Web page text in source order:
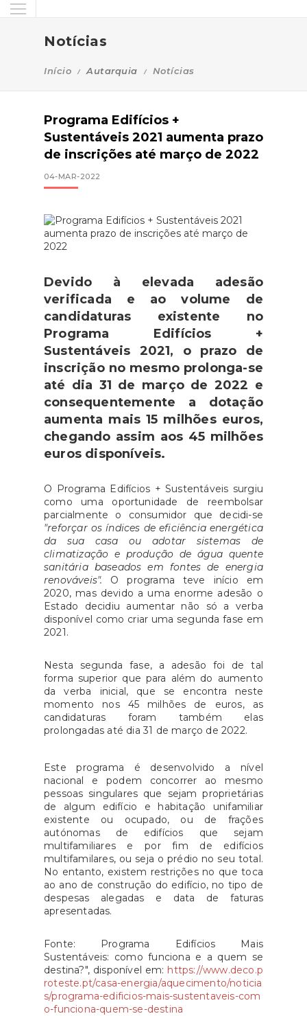
Notícias
Início Autarquia Notícias
Programa Edifícios +
Sustentáveis 2021 aumenta prazo
de inscrições até março de 2022
04-MAR-2022
Devido à elevada adesão
verificada e ao volume de
candidaturas existente no
Programa Edifícios +
Sustentáveis 2021, o prazo de
inscrição no mesmo prolonga-se
até dia 31 de março de 2022 e
consequentemente a dotação
aumenta mais 15 milhões euros,
chegando assim aos 45 milhões
euros disponíveis.
O Programa Edifícios + Sustentáveis surgiu
como uma oportunidade de reembolsar
parcialmente o consumidor que decidi-se
"reforçar os índices de eficiência energética
da sua casa ou adotar sistemas de
climatização e produção de água quente
sanitária baseados em fontes de energia
renováveis". O programa teve início em
2020, mas devido a uma enorme adesão o
Estado decidiu aumentar não só a verba
disponível como criar uma segunda fase em
2021.
Nesta segunda fase, a adesão foi de tal
forma superior que para além do aumento
da verba inicial, que se encontra neste
momento nos 45 milhões de euros, as
candidaturas foram também elas
prolongadas até dia 31 de março de 2022.
Este programa é desenvolvido a nível
nacional e podem concorrer ao mesmo
pessoas singulares que sejam proprietárias
de algum edifício e habitação unifamiliar
existente ou ocupado, ou de frações
autónomas de edifícios que sejam
multifamiliares e por fim de edifícios
multifamilares, ou seja o prédio no seu total.
No entanto, existem restrições no que toca
ao ano de construção do edifício, no tipo de
despesas alegadas e data de faturas
apresentadas.
Fonte: Programa Edifícios Mais
Sustentáveis: como funciona e a quem se
destina?", disponível em: https://www.deco.p
roteste.pt/casa-energia/aquecimento/noticia
s/programa-edificios-mais-sustentaveis-com
o-funciona-quem-se-destina